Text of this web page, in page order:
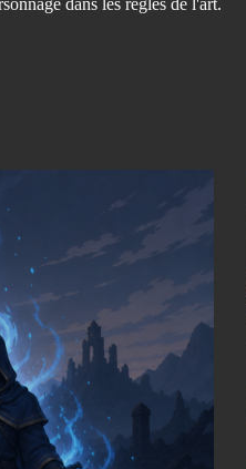
dans les règles de l'art.